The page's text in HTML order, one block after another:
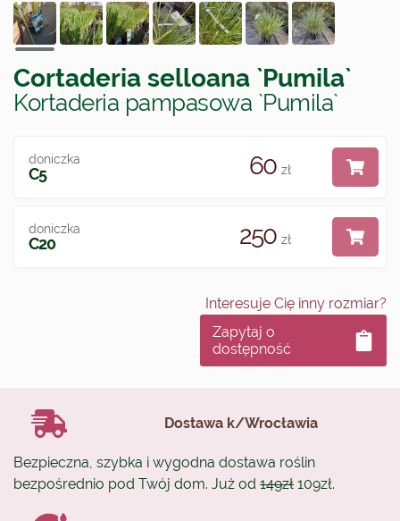
Cortaderia selloana `Pumila`
Kortaderia pampasowa `Pumila`
doniczka
C5 60 zł
doniczka
C20 250 zł
Interesuje Cię inny rozmiar?
Zapytaj o
dostępność
Dostawa k/Wrocławia
Bezpieczna, szybka i wygodna dostawa roślin
bezpośrednio pod Twój dom. Już od 149zł 109zł.